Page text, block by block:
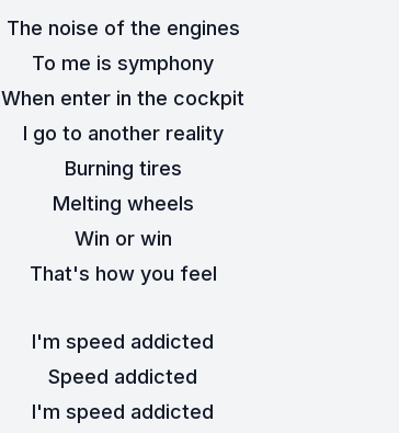
The noise of the engines
To me is symphony
When enter in the cockpit
I go to another reality
Burning tires
Melting wheels
Win or win
That's how you feel
I'm speed addicted
Speed addicted
I'm speed addicted